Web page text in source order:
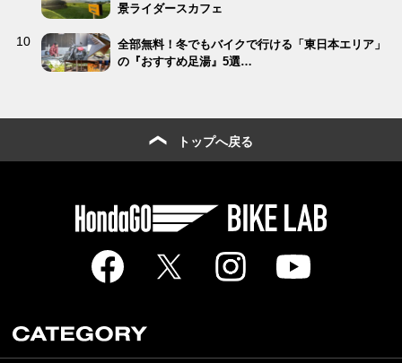
景ライダースカフェ
全部無料！冬でもバイクで行ける「東日本エリア」
の『おすすめ足湯』5選…
トップへ戻る